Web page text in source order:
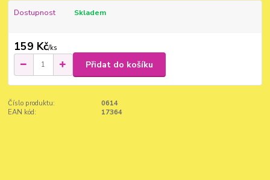
Dostupnost Skladem
159 Kč/ks
Přidat do košíku
Číslo produktu:
0614
EAN kód:
17364